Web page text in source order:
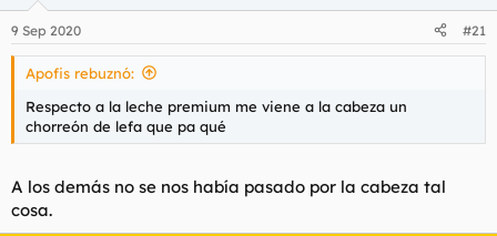
e
s
9 Sep 2020 #21
Apofis rebuznó:
Respecto a la leche premium me viene a la cabeza un
chorreón de lefa que pa qué
A los demás no se nos había pasado por la cabeza tal
cosa.